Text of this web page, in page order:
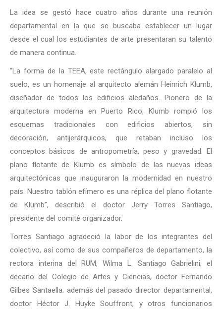
La idea se gestó hace cuatro años durante una reunión
departamental en la que se buscaba establecer un lugar
desde el cual los estudiantes de arte presentaran su talento
de manera continua.
“La forma de la TEEA, este rectángulo alargado paralelo al
suelo, es un homenaje al arquitecto alemán Heinrich Klumb,
diseñador de todos los edificios aledaños. Pionero de la
arquitectura moderna en Puerto Rico, Klumb rompió los
esquemas tradicionales con edificios abiertos, sin
decoración, antijerárquicos, que retaban incluso los
conceptos básicos de antropometría, peso y gravedad. El
plano flotante de Klumb es símbolo de las nuevas ideas
arquitectónicas que inauguraron la modernidad en nuestro
país. Nuestro tablón efímero es una réplica del plano flotante
de Klumb”, describió el doctor Jerry Torres Santiago,
presidente del comité organizador.
Torres Santiago agradeció la labor de los integrantes del
colectivo, así como de sus compañeros de departamento, la
rectora interina del RUM, Wilma L. Santiago Gabrielini; el
decano del Colegio de Artes y Ciencias, doctor Fernando
Gilbes Santaella; además del pasado director departamental,
doctor Héctor J. Huyke Souffront, y otros funcionarios